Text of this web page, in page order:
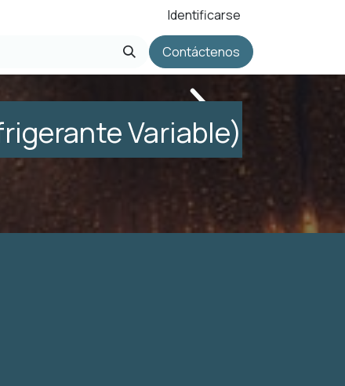
Identificarse
Contáctenos
Variable)